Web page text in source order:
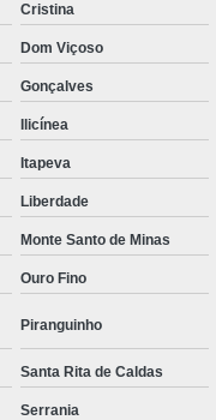
Cristina
Dom Viçoso
Gonçalves
Ilicínea
Itapeva
Liberdade
Monte Santo de Minas
Ouro Fino
Piranguinho
Santa Rita de Caldas
Serrania